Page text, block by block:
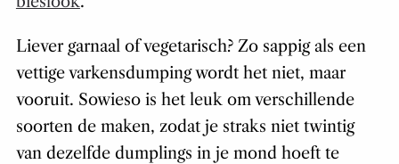
Liever garnaal of vegetarisch? Zo sappig als een
vettige varkensdumping wordt het niet, maar
vooruit. Sowieso is het leuk om verschillende
soorten de maken, zodat je straks niet twintig
van dezelfde dumplings in je mond hoeft te